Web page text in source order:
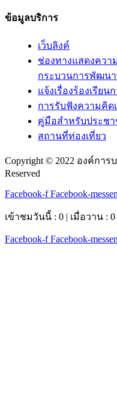
ข้อมูลบริการ
เว็บลิงค์
ช่องทางแสดงควา
กระบวนการพัฒน
แจ้งเรื่องร้องเรีย
การรับฟังความคิ
คู่มือสำหรับประช
สถานที่ท่องเที่ยว
Copyright © 2022 องค์การ
Reserved
Facebook-f Facebook-
เข้าชมวันนี้ : 0 | เมื่อวาน :
Facebook-f Facebook-